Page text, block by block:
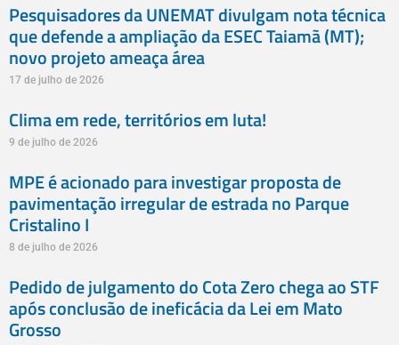
Pesquisadores da UNEMAT divulgam nota técnica
que defende a ampliação da ESEC Taiamã (MT);
novo projeto ameaça área
17 de julho de 2026
Clima em rede, territórios em luta!
9 de julho de 2026
MPE é acionado para investigar proposta de
pavimentação irregular de estrada no Parque
Cristalino I
8 de julho de 2026
Pedido de julgamento do Cota Zero chega ao STF
após conclusão de ineficácia da Lei em Mato
Grosso